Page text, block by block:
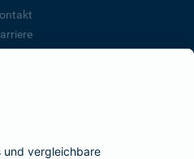
BarmeniaGothaer